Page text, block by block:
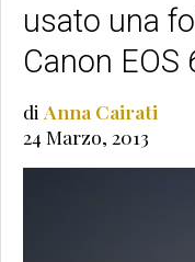
usato una
Canon EOS
di Anna Cairati
24 Marzo, 2013